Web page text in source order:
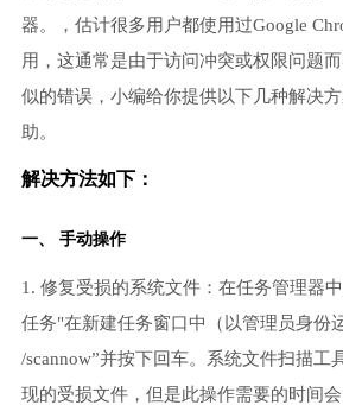
器。，估计很多用户都使用过Google
用，这通常是由于访问冲突或权限问题
似的错误，小编给你提供以下几种解决
助。
解决方法如下：
一、 手动操作
1. 修复受损的系统文件：在任务管理器
任务"在新建任务窗口中（以管理员身份
/scannow”并按下回车。系统文件扫描工
现的受损文件，但是此操作需要的时间会